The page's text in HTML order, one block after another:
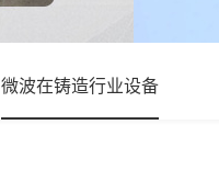
微波在铸造行业设备